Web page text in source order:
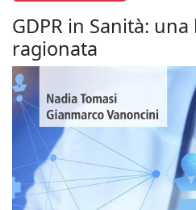
GDPR in Sanità:
ragionata